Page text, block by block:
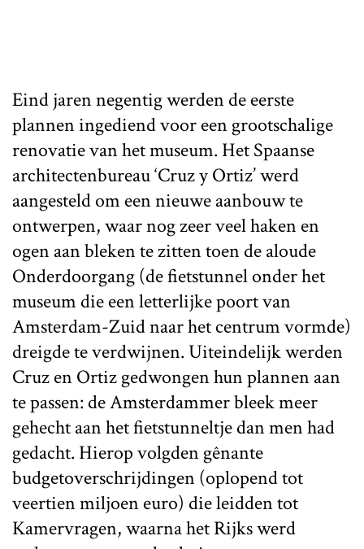
Eind jaren negentig werden de eerste
plannen ingediend voor een grootschalige
renovatie van het museum. Het Spaanse
architectenbureau ‘Cruz y Ortiz’ werd
aangesteld om een nieuwe aanbouw te
ontwerpen, waar nog zeer veel haken en
ogen aan bleken te zitten toen de aloude
Onderdoorgang (de fietstunnel onder het
museum die een letterlijke poort van
Amsterdam-Zuid naar het centrum vormde)
dreigde te verdwijnen. Uiteindelijk werden
Cruz en Ortiz gedwongen hun plannen aan
te passen: de Amsterdammer bleek meer
gehecht aan het fietstunneltje dan men had
gedacht. Hierop volgden gênante
budgetoverschrijdingen (oplopend tot
veertien miljoen euro) die leidden tot
Kamervragen, waarna het Rijks werd